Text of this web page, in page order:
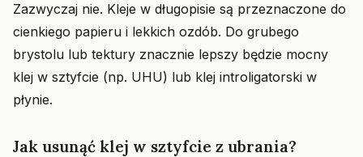
Zazwyczaj nie. Kleje w długopisie są przeznaczone do
cienkiego papieru i lekkich ozdób. Do grubego
brystolu lub tektury znacznie lepszy będzie mocny
klej w sztyfcie (np. UHU) lub klej introligatorski w
płynie.
Jak usunąć klej w sztyfcie z ubrania?